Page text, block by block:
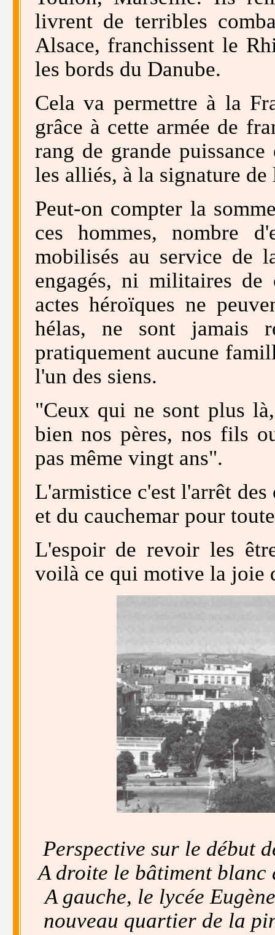
livrent de terribles
Alsace, franchissent le
les bords du Danube.
Cela va permettre à la
grâce à cette armée de
rang de grande
les alliés, à la signature de
Peut-on compter la
ces hommes, nombre
mobilisés au service de
engagés, ni militaires de
actes héroïques ne
hélas, ne sont jamais
pratiquement aucune
l'un des siens.
"Ceux qui ne sont plus
bien nos pères, nos fils
pas même vingt ans".
L'armistice c'est l'arrêt
et du cauchemar pour
L'espoir de revoir les
voilà ce qui motive la joie
Perspective sur le début
A droite le bâtiment blanc
A gauche, le lycée
nouveau quartier de la